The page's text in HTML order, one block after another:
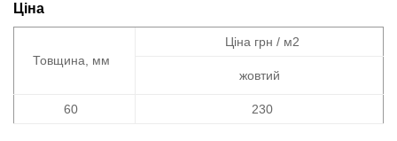
Ціна
Товщина, мм
Ціна грн / м2
жовтий
60 230